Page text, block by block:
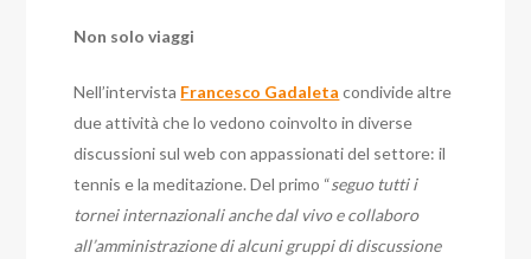
Non solo viaggi
Nell’intervista Francesco Gadaleta condivide altre
due attività che lo vedono coinvolto in diverse
discussioni sul web con appassionati del settore: il
tennis e la meditazione. Del primo “seguo tutti i
tornei internazionali anche dal vivo e collaboro
all’amministrazione di alcuni gruppi di discussione